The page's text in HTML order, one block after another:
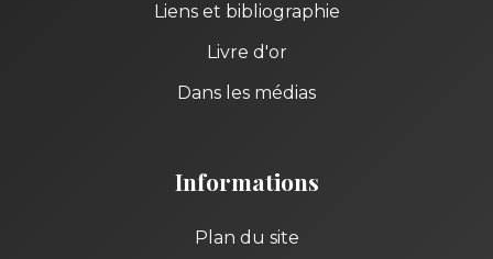
Liens et bibliographie
Livre d'or
Dans les médias
Informations
Plan du site